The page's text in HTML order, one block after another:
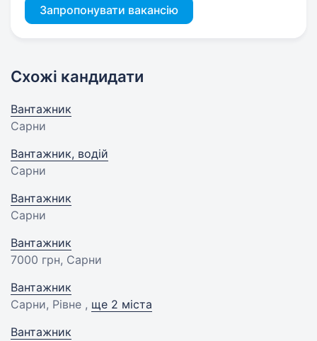
Запропонувати вакансію
Схожі кандидати
Вантажник
Сарни
Вантажник, водій
Сарни
Вантажник
Сарни
Вантажник
7000 грн, Сарни
Вантажник
Сарни, Рівне , ще 2 міста
Вантажник